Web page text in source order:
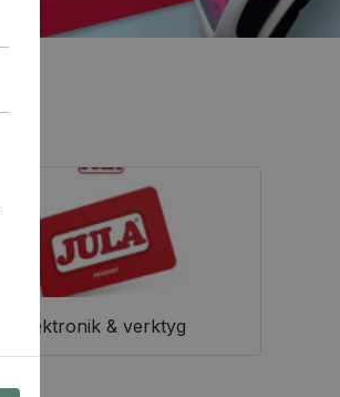
Elektronik & verktyg